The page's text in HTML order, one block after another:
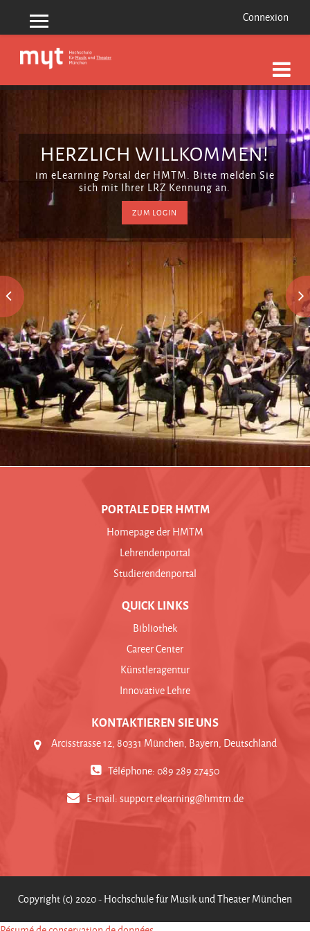
Passer au contenu principal
Panneau latéral Connexion
HERZLICH WILLKOMMEN!
im eLearning Portal der HMTM. Bitte melden Sie
sich mit Ihrer LRZ Kennung an.
ZUM LOGIN
PORTALE DER HMTM
Homepage der HMTM
Lehrendenportal
Studierendenportal
QUICK LINKS
Bibliothek
Career Center
Künstleragentur
Innovative Lehre
KONTAKTIEREN SIE UNS
Arcisstrasse 12, 80331 München, Bayern, Deutschland
Téléphone: 089 289 27450
E-mail:support.elearning@hmtm.de
Copyright (c) 2020 - Hochschule für Musik und Theater München